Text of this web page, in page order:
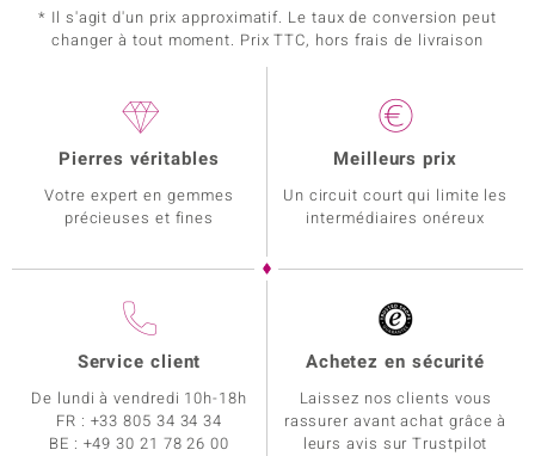
* Il s'agit d'un prix approximatif. Le taux de conversion peut
changer à tout moment. Prix TTC, hors frais de livraison
Pierres véritables
Votre expert en gemmes
précieuses et fines
Meilleurs prix
Un circuit court qui limite les
intermédiaires onéreux
Service client
De lundi à vendredi 10h-18h
FR : +33 805 34 34 34
BE : +49 30 21 78 26 00
Achetez en sécurité
Laissez nos clients vous
rassurer avant achat grâce à
leurs avis sur Trustpilot